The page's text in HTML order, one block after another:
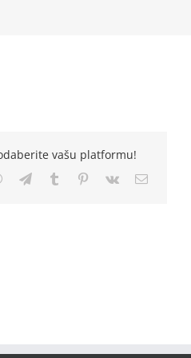
vašu platformu!
WhatsApp
TelegramTumblr Pinterest
Vk Email